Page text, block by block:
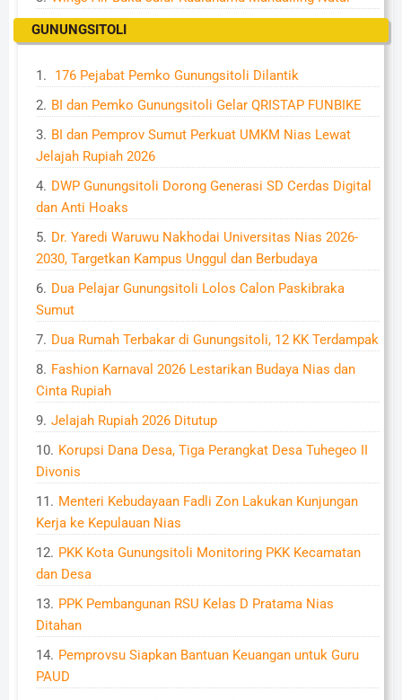
GUNUNGSITOLI
176 Pejabat Pemko Gunungsitoli Dilantik
BI dan Pemko Gunungsitoli Gelar QRISTAP FUNBIKE
BI dan Pemprov Sumut Perkuat UMKM Nias Lewat
Jelajah Rupiah 2026
DWP Gunungsitoli Dorong Generasi SD Cerdas Digital
dan Anti Hoaks
Dr. Yaredi Waruwu Nakhodai Universitas Nias 2026-
2030, Targetkan Kampus Unggul dan Berbudaya
Dua Pelajar Gunungsitoli Lolos Calon Paskibraka
Sumut
Dua Rumah Terbakar di Gunungsitoli, 12 KK Terdampak
Fashion Karnaval 2026 Lestarikan Budaya Nias dan
Cinta Rupiah
Jelajah Rupiah 2026 Ditutup
Korupsi Dana Desa, Tiga Perangkat Desa Tuhegeo II
Divonis
Menteri Kebudayaan Fadli Zon Lakukan Kunjungan
Kerja ke Kepulauan Nias
PKK Kota Gunungsitoli Monitoring PKK Kecamatan
dan Desa
PPK Pembangunan RSU Kelas D Pratama Nias
Ditahan
Pemprovsu Siapkan Bantuan Keuangan untuk Guru
PAUD